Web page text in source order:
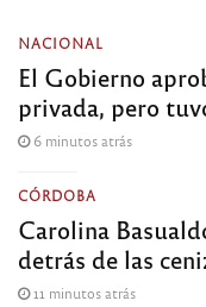
NACIONAL
El Gobierno
privada, pero
6 minutos atrás
CÓRDOBA
Carolina
detrás de las
11 minutos atrás